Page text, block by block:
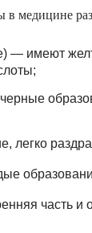
в медицине
— имеют
легко
часть и